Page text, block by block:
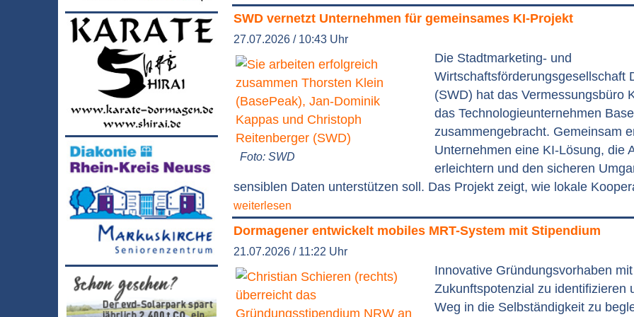
SWD vernetzt Unternehmen für gemeinsames KI-Projekt
27.07.2026 / 10:43 Uhr
Foto: SWD
Die Stadtmarketing- und
Wirtschaftsförderungsgesellschaft
(SWD) hat das Vermessungsbüro
das Technologieunternehmen
zusammengebracht. Gemeinsam
Unternehmen eine KI-Lösung, die
erleichtern und den sicheren
sensiblen Daten unterstützen soll. Das Projekt zeigt, wie lokale
weiterlesen
Dormagener entwickelt mobiles MRT-System mit Stipendium
21.07.2026 / 11:22 Uhr
Innovative Gründungsvorhaben
Zukunftspotenzial zu identifizieren
Weg in die Selbständigkeit zu